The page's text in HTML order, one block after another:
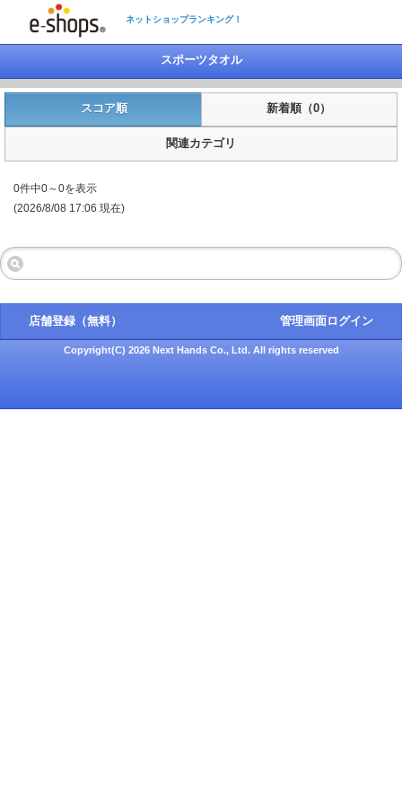
ネットショップランキング！
スポーツタオル
スコア順 新着順（0）
関連カテゴリ
0件中0～0を表示
(2026/8/08 17:06 現在)
店舗登録（無料） 管理画面ログイン
Copyright(C) 2026 Next Hands Co., Ltd. All rights reserved